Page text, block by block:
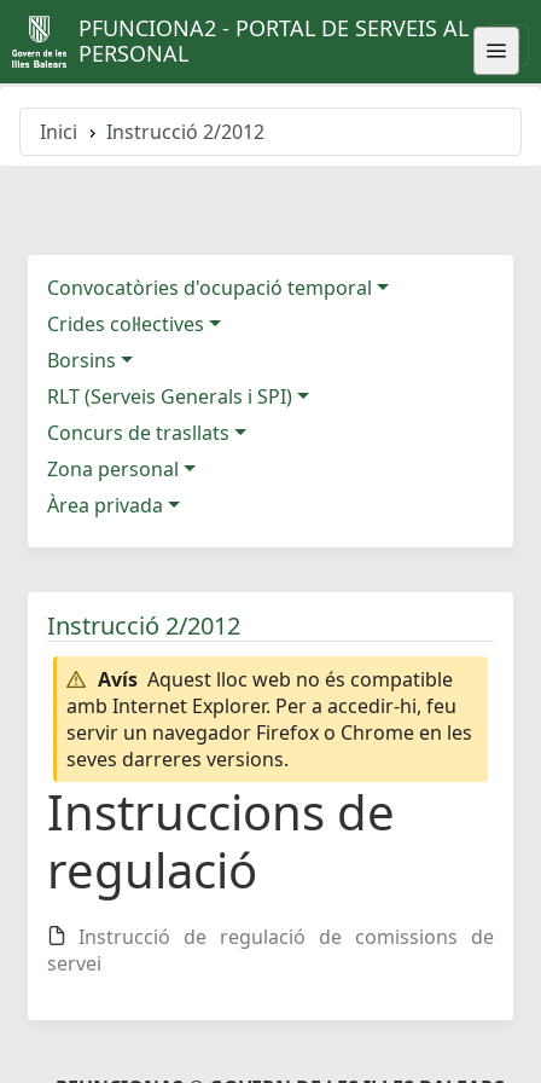
PFUNCIONA2 - PORTAL DE SERVEIS AL
PERSONAL
Inici Instrucció 2/2012
Convocatòries d'ocupació temporal
Crides col·lectives
Borsins
RLT (Serveis Generals i SPI)
Concurs de trasllats
Zona personal
Àrea privada
Instrucció 2/2012
Avís Aquest lloc web no és compatible
amb Internet Explorer. Per a accedir-hi, feu
servir un navegador Firefox o Chrome en les
seves darreres versions.
Instruccions de
regulació
Instrucció de regulació de comissions de
servei